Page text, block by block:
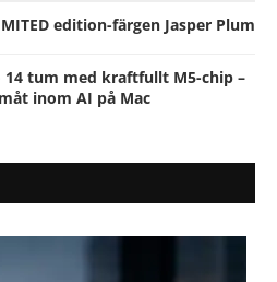
edition-färgen Jasper Plum
14 tum med kraftfullt M5-chip –
inom AI på Mac